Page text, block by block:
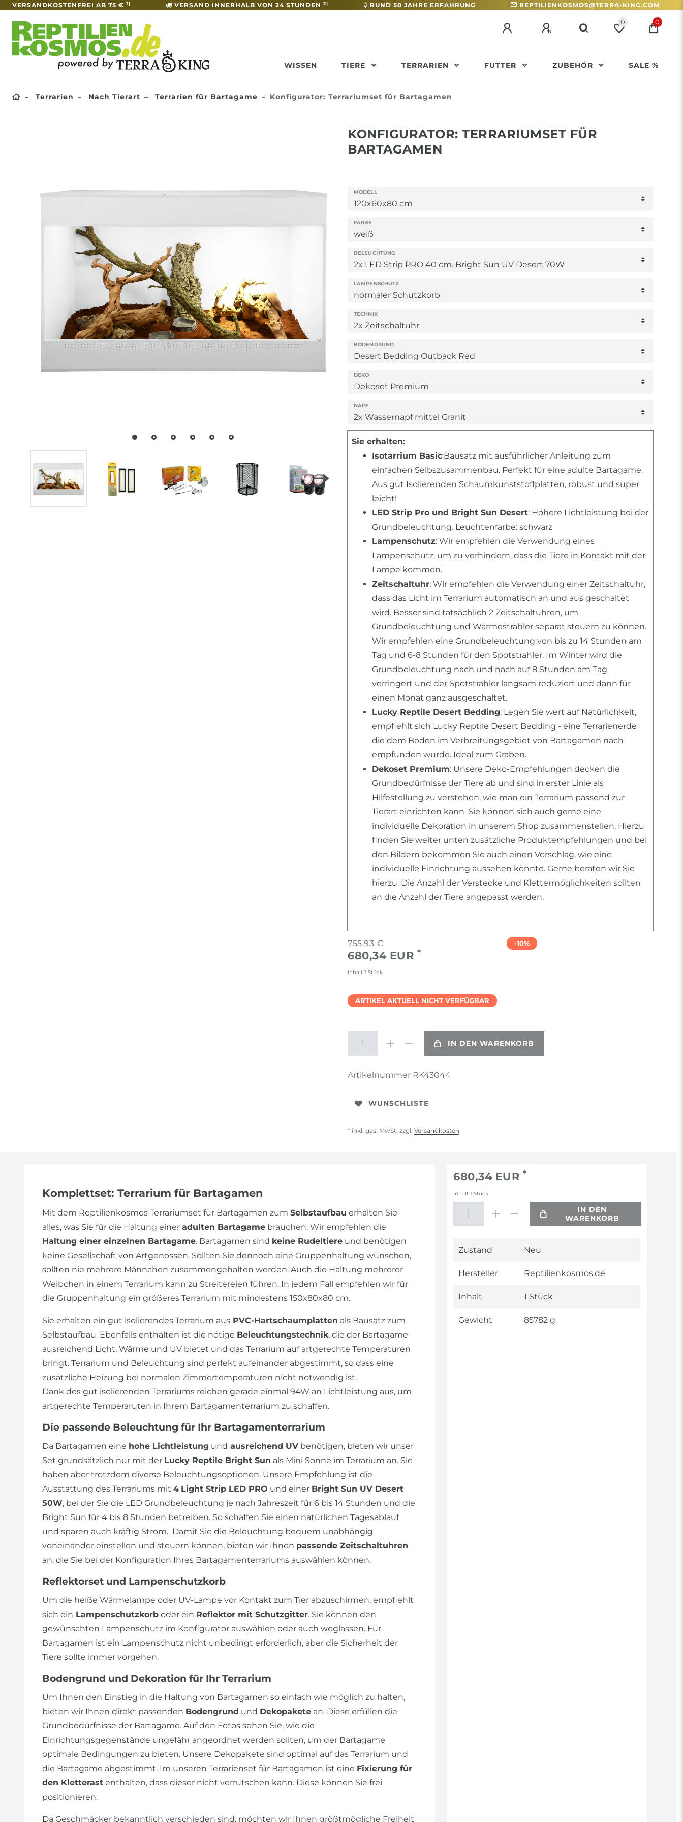
VERSANDKOSTENFREI AB 75 € 1) VERSAND INNERHALB VON 24 STUNDEN 2) RUND 50 JAHRE ERFAHRUNG REPTILIENKOSMOS@TERRA-KING.COM
0 0
WISSEN TIERE TERRARIEN FUTTER ZUBEHÖR SALE %
Terrarien Nach Tierart Terrarien für Bartagame Konfigurator: Terrariumset für Bartagamen
KONFIGURATOR: TERRARIUMSET FÜR
BARTAGAMEN
MODELL
FARBE
BELEUCHTUNG
LAMPENSCHUTZ
TECHNIK
BODENGRUND
DEKO
NAPF
Sie erhalten:
Isotarrium Basic:Bausatz mit ausführlicher Anleitung zum
einfachen Selbszusammenbau. Perfekt für eine adulte Bartagame.
Aus gut Isolierenden Schaumkunststoffplatten, robust und super
leicht!
LED Strip Pro und Bright Sun Desert: Höhere Lichtleistung bei der
Grundbeleuchtung. Leuchtenfarbe: schwarz
Lampenschutz: Wir empfehlen die Verwendung eines
Lampenschutz, um zu verhindern, dass die Tiere in Kontakt mit der
Lampe kommen.
Zeitschaltuhr: Wir empfehlen die Verwendung einer Zeitschaltuhr,
dass das Licht im Terrarium automatisch an und aus geschaltet
wird. Besser sind tatsächlich 2 Zeitschaltuhren, um
Grundbeleuchtung und Wärmestrahler separat steuern zu können.
Wir empfehlen eine Grundbeleuchtung von bis zu 14 Stunden am
Tag und 6-8 Stunden für den Spotstrahler. Im Winter wird die
Grundbeleuchtung nach und nach auf 8 Stunden am Tag
verringert und der Spotstrahler langsam reduziert und dann für
einen Monat ganz ausgeschaltet.
Lucky Reptile Desert Bedding: Legen Sie wert auf Natürlichkeit,
empfiehlt sich Lucky Reptile Desert Bedding - eine Terrarienerde
die dem Boden im Verbreitungsgebiet von Bartagamen nach
empfunden wurde. Ideal zum Graben.
Dekoset Premium: Unsere Deko-Empfehlungen decken die
Grundbedürfnisse der Tiere ab und sind in erster Linie als
Hilfestellung zu verstehen, wie man ein Terrarium passend zur
Tierart einrichten kann. Sie können sich auch gerne eine
individuelle Dekoration in unserem Shop zusammenstellen. Hierzu
finden Sie weiter unten zusätzliche Produktempfehlungen und bei
den Bildern bekommen Sie auch einen Vorschlag, wie eine
individuelle Einrichtung aussehen könnte. Gerne beraten wir Sie
hierzu. Die Anzahl der Verstecke und Klettermöglichkeiten sollten
an die Anzahl der Tiere angepasst werden.
755,93 €
680,34 EUR *
Inhalt 1 Stück
-10%
ARTIKEL AKTUELL NICHT VERFÜGBAR
IN DEN WARENKORB
Artikelnummer RK43044
WUNSCHLISTE
* inkl. ges. MwSt. zzgl. Versandkosten
Komplettset: Terrarium für Bartagamen
Mit dem Reptilienkosmos Terrariumset für Bartagamen zum Selbstaufbau erhalten Sie
alles, was Sie für die Haltung einer adulten Bartagame brauchen. Wir empfehlen die
Haltung einer einzelnen Bartagame. Bartagamen sind keine Rudeltiere und benötigen
keine Gesellschaft von Artgenossen. Sollten Sie dennoch eine Gruppenhaltung wünschen,
sollten nie mehrere Männchen zusammengehalten werden. Auch die Haltung mehrerer
Weibchen in einem Terrarium kann zu Streitereien führen. In jedem Fall empfehlen wir für
die Gruppenhaltung ein größeres Terrarium mit mindestens 150x80x80 cm.
Sie erhalten ein gut isolierendes Terrarium aus PVC-Hartschaumplatten als Bausatz zum
Selbstaufbau. Ebenfalls enthalten ist die nötige Beleuchtungstechnik, die der Bartagame
ausreichend Licht, Wärme und UV bietet und das Terrarium auf artgerechte Temperaturen
bringt. Terrarium und Beleuchtung sind perfekt aufeinander abgestimmt, so dass eine
zusätzliche Heizung bei normalen Zimmertemperaturen nicht notwendig ist.
Dank des gut isolierenden Terrariums reichen gerade einmal 94W an Lichtleistung aus, um
artgerechte Temperaruten in Ihrem Bartagamenterrarium zu schaffen.
Die passende Beleuchtung für Ihr Bartagamenterrarium
Da Bartagamen eine hohe Lichtleistung und ausreichend UV benötigen, bieten wir unser
Set grundsätzlich nur mit der Lucky Reptile Bright Sun als Mini Sonne im Terrarium an. Sie
haben aber trotzdem diverse Beleuchtungsoptionen. Unsere Empfehlung ist die
Ausstattung des Terrariums mit 4 Light Strip LED PRO und einer Bright Sun UV Desert
50W, bei der Sie die LED Grundbeleuchtung je nach Jahreszeit für 6 bis 14 Stunden und die
Bright Sun für 4 bis 8 Stunden betreiben. So schaffen Sie einen natürlichen Tagesablauf
und sparen auch kräftig Strom. Damit Sie die Beleuchtung bequem unabhängig
voneinander einstellen und steuern können, bieten wir Ihnen passende Zeitschaltuhren
an, die Sie bei der Konfiguration Ihres Bartagamenterrariums auswählen können.
Reflektorset und Lampenschutzkorb
Um die heiße Wärmelampe oder UV-Lampe vor Kontakt zum Tier abzuschirmen, empfiehlt
sich ein Lampenschutzkorb oder ein Reflektor mit Schutzgitter. Sie können den
gewünschten Lampenschutz im Konfigurator auswählen oder auch weglassen. Für
Bartagamen ist ein Lampenschutz nicht unbedingt erforderlich, aber die Sicherheit der
Tiere sollte immer vorgehen.
Bodengrund und Dekoration für Ihr Terrarium
Um Ihnen den Einstieg in die Haltung von Bartagamen so einfach wie möglich zu halten,
bieten wir Ihnen direkt passenden Bodengrund und Dekopakete an. Diese erfüllen die
Grundbedürfnisse der Bartagame. Auf den Fotos sehen Sie, wie die
Einrichtungsgegenstände ungefähr angeordnet werden sollten, um der Bartagame
optimale Bedingungen zu bieten. Unsere Dekopakete sind optimal auf das Terrarium und
die Bartagame abgestimmt. Im unseren Terrarienset für Bartagamen ist eine Fixierung für
den Kletterast enthalten, dass dieser nicht verrutschen kann. Diese können Sie frei
positionieren.
Da Geschmäcker bekanntlich verschieden sind, möchten wir Ihnen größtmögliche Freiheit
680,34 EUR *
Inhalt1Stück
IN DEN
WARENKORB
Technisches
Wert
Zustand Neu
Hersteller Reptilienkosmos.de
Inhalt 1 Stück
Gewicht 85782 g